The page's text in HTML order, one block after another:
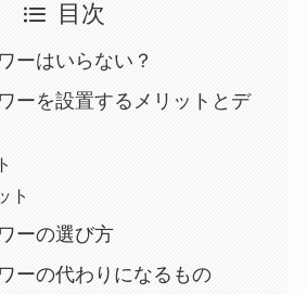
目次
ーはいらない？
ーを設置するメリットとデ
ト
ーの選び方
ーの代わりになるもの